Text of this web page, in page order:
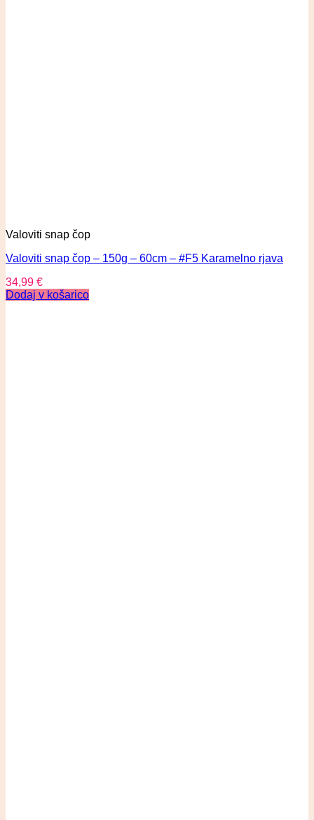
Valoviti snap čop
Valoviti snap čop – 150g – 60cm – #F5 Karamelno rjava
34,99 €
Dodaj v košarico